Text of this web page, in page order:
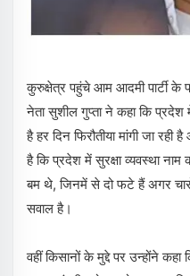
कुरुक्षेत्र पहुंचे आम आदमी पार्टी के
नेता सुशील गुप्ता ने कहा कि प्रदेश में
है हर दिन फिरौतीया मांगी जा
है कि प्रदेश में सुरक्षा व्यवस्था नाम
बम थे, जिनमें से दो फटे हैं अगर
सवाल है।
वहीं किसानों के मुद्दे पर उन्होंने